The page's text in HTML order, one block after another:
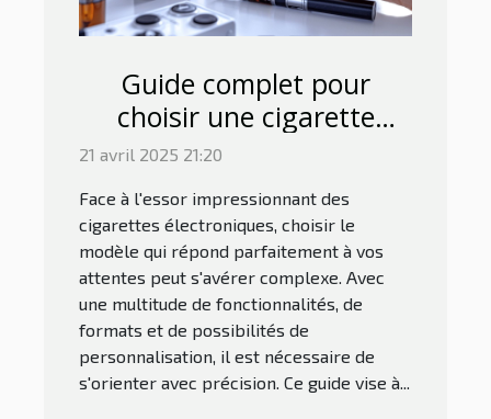
Guide complet pour
choisir une cigarette
électronique adaptée à
21 avril 2025 21:20
Face à l'essor impressionnant des
cigarettes électroniques, choisir le
modèle qui répond parfaitement à vos
attentes peut s'avérer complexe. Avec
une multitude de fonctionnalités, de
formats et de possibilités de
personnalisation, il est nécessaire de
s'orienter avec précision. Ce guide vise à...